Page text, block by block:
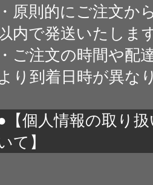
・原則的にご注文か
内で発送いたしま
・ご注文の時間や配
り到着日時が異な
【個人情報の取り
て】